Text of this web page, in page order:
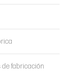
de fabricación